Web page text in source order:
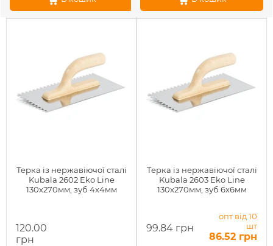
Терка із нержавіючої сталі
Kubala 2602 Eko Line
130х270мм, зуб 4х4мм
120.00
грн
Терка із нержавіючої сталі
Kubala 2603 Eko Line
130х270мм, зуб 6х6мм
99.84 грн
опт від 10
шт
86.52 грн